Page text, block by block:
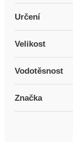
Určení
Velikost
Vodotěsnost
Značka